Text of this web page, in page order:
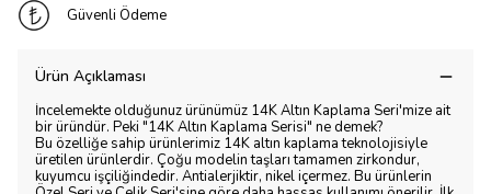
Güvenli Ödeme
Ürün Açıklaması
İncelemekte olduğunuz ürünümüz 14K Altın Kaplama Seri'mize ait
bir üründür. Peki "14K Altın Kaplama Serisi" ne demek?
Bu özelliğe sahip ürünlerimiz 14K altın kaplama teknolojisiyle
üretilen ürünlerdir. Çoğu modelin taşları tamamen zirkondur,
kuyumcu işçiliğindedir. Antialerjiktir, nikel içermez. Bu ürünlerin